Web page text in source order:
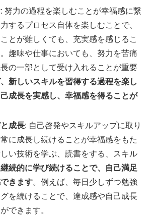
: 努力の過程を楽しむことが幸福感に繋
するプロセス自体を楽しむことで、
とが難しくても、充実感を感じるこ
趣味や仕事においても、努力を苦痛
の一部として受け入れることが重要
新しいスキルを習得する過程を楽し
成長を実感し、幸福感を得ることが
成長: 自己啓発やスキルアップに取り
に成長し続けることが幸福感をもた
い技術を学ぶ、読書をする、スキル
継続的に学び続けることで、自己満足
きます。例えば、毎日少しずつ勉強
を続けることで、達成感や自己成長
できます。